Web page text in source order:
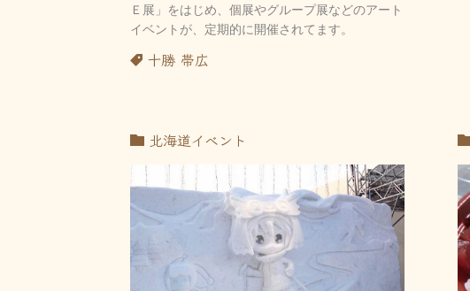
Ｅ展」をはじめ、個展やグループ展などのアート
イベントが、定期的に開催されてます。
十勝 帯広
北海道イベント